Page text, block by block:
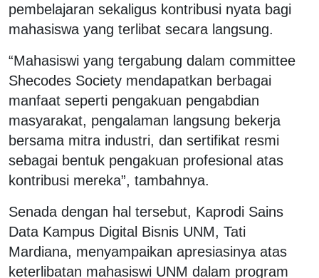
pembelajaran sekaligus kontribusi nyata bagi
mahasiswa yang terlibat secara langsung.
“Mahasiswi yang tergabung dalam committee
Shecodes Society mendapatkan berbagai
manfaat seperti pengakuan pengabdian
masyarakat, pengalaman langsung bekerja
bersama mitra industri, dan sertifikat resmi
sebagai bentuk pengakuan profesional atas
kontribusi mereka”, tambahnya.
Senada dengan hal tersebut, Kaprodi Sains
Data Kampus Digital Bisnis UNM, Tati
Mardiana, menyampaikan apresiasinya atas
keterlibatan mahasiswi UNM dalam program